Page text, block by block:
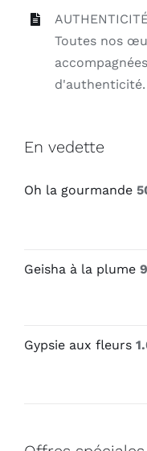
Toutes nos
d'authenticité.
En vedette
Oh la gourmande
Geisha à la plume
Gypsie aux fleurs